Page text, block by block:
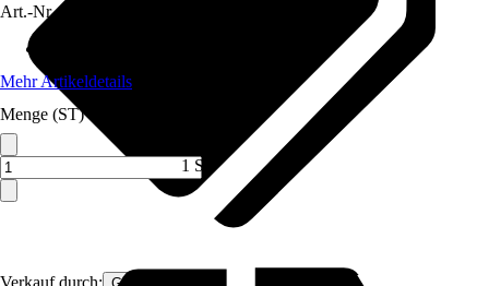
Verkauf durch:
Art.-Nr. 12406967
Mehr Artikeldetails
Menge (ST)
1 ST